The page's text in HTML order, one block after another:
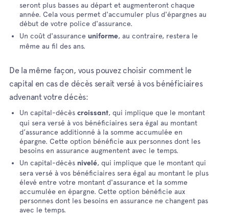
seront plus basses au départ et augmenteront chaque
année. Cela vous permet d'accumuler plus d'épargnes au
début de votre police d'assurance.
Un coût d'assurance uniforme, au contraire, restera le
même au fil des ans.
De la même façon, vous pouvez choisir comment le
capital en cas de décès serait versé à vos bénéficiaires
advenant votre décès:
Un capital-décès croissant, qui implique que le montant
qui sera versé à vos bénéficiaires sera égal au montant
d’assurance additionné à la somme accumulée en
épargne. Cette option bénéficie aux personnes dont les
besoins en assurance augmentent avec le temps.
Un capital-décès nivelé, qui implique que le montant qui
sera versé à vos bénéficiaires sera égal au montant le plus
élevé entre votre montant d'assurance et la somme
accumulée en épargne. Cette option bénéficie aux
personnes dont les besoins en assurance ne changent pas
avec le temps.